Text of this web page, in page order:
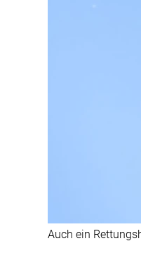
Auch ein